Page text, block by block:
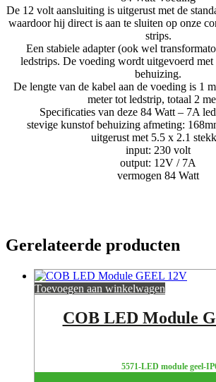
De 12 volt aansluiting is uitgerust met de
waardoor hij direct is aan te sluiten op onze
strips.
Een stabiele adapter (ook wel
ledstrips. De voeding wordt uitgevoerd met
behuizing.
De lengte van de kabel aan de voeding is 1
meter tot ledstrip, totaal 2
Specificaties van deze 84 Watt – 7A
stevige kunstof behuizing afmeting:
uitgerust met 5.5 x 2.1
input: 230 volt
output: 12V / 7A
vermogen 84 Watt
Gerelateerde producten
Toevoegen aan winkelwagen
COB LED Module
5571-LED module geel-